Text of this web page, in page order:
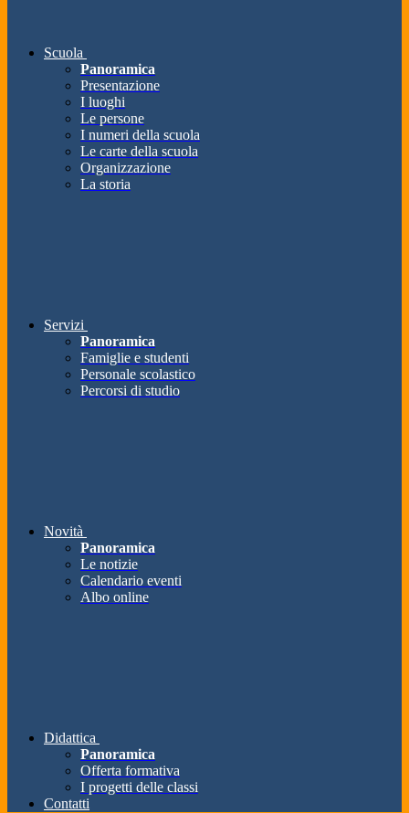
Scuola
Panoramica
Presentazione
I luoghi
Le persone
I numeri della scuola
Le carte della scuola
Organizzazione
La storia
Servizi
Panoramica
Famiglie e studenti
Personale scolastico
Percorsi di studio
Novità
Panoramica
Le notizie
Calendario eventi
Albo online
Didattica
Panoramica
Offerta formativa
I progetti delle classi
Contatti